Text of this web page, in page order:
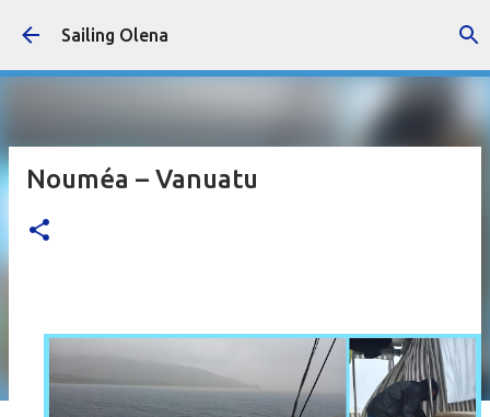
Sailing Olena
Nouméa – Vanuatu